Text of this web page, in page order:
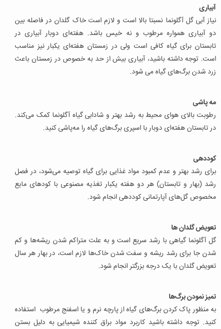
آبیاری
نیاز آبی گل آگلونما نسبتا بالا است و لازم است خاک گلدان در فاصله بین
دو آبیاری همواره مرطوب و نه خیس باشد. هفته‌ای دوبار آبیاری در
تابستان برای گیاه کافی است ولی در زمستان هفته‌ای یکبار نیز مناسب
است. توجه داشته باشید، آبیاری بیش از حد به خصوص در زمستان باعث
زرد شدن برگ‌های گیاه می شود.
مه پاشی
رطوبت بالای هوای محیط به رشد بهتر و شادابی گیاه آگلونما کمک می‌کند.
در تابستان هفته‌ای دوبار با اسپری برگ‌های گیاه را مه‌پاشی کنید.
کوددهی
برای رشد بهتر و عدم کمبود مواد غذایی برای گیاه توصیه می‌شود، در فصل
رشد (بهار و تابستان) هر دو هفته یکبار تغذیه مصنوعی با کودهای مایع
مخصوص گل‌های آپارتمانی کوددهی انجام شود.
تعویض گلدان ها
گل آگلونما گیاهی با رشد سریع است و به علت متراکم شدن ریشه‌ها و کم
شدن جا برای رشد ریشه و سفت شدن خاک‌ها لازم است، در بهار هر سال
تعویض گلدان با یک درجه بزرگتر انجام شود.
تمیز نمودن برگ‌ها
به منظور پاک کردن برگ‌های گیاه از پارچه نرم و یا اسفنج مرطوب استفاده
کنید. توجه داشته باشید کاربرد مواد براق کننده شیمیایی به دلیل بستن